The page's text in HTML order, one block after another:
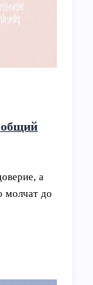
общий
а
молчат до